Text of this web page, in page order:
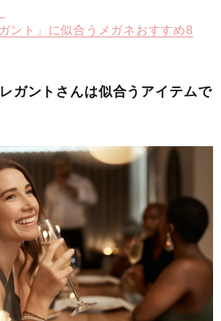
ント」に似合うメガネおすすめ8
ガントさんは似合うアイテムで